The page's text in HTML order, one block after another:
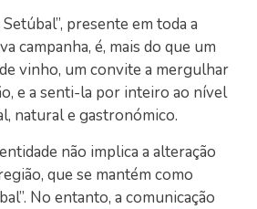
presente em toda a
campanha, é, mais do que um
vinho, um convite a mergulhar
e a senti-la por inteiro ao nível
natural e gastronómico.
não implica a alteração
que se mantém como
No entanto, a comunicação